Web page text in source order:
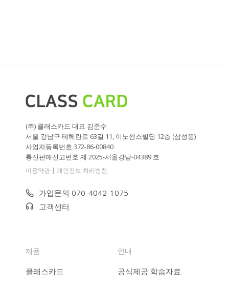
(주) 클래스카드 대표 김준수
서울 강남구 테헤란로 63길 11, 이노센스빌딩 12층 (삼성동)
사업자등록번호 372-86-00840
통신판매신고번호 제 2025-서울강남-04389 호
이용약관 | 개인정보 처리방침
가입문의 070-4042-1075
고객센터
제품
클래스카드
안내
공식제공 학습자료